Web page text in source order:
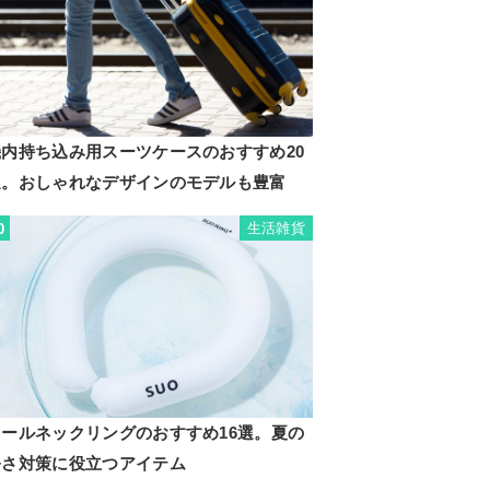
持ち込み用スーツケースのおすすめ20
おしゃれなデザインのモデルも豊富
生活雑貨
ルネックリングのおすすめ16選。夏の
対策に役立つアイテム